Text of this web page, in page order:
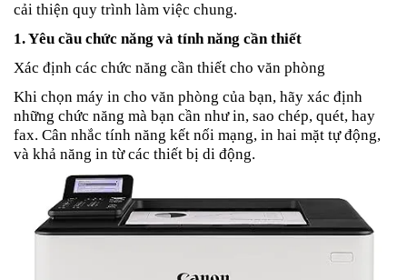
cải thiện quy trình làm việc chung.
1. Yêu cầu chức năng và tính năng cần thiết
Xác định các chức năng cần thiết cho văn phòng
Khi chọn máy in cho văn phòng của bạn, hãy xác định
những chức năng mà bạn cần như in, sao chép, quét, hay
fax. Cân nhắc tính năng kết nối mạng, in hai mặt tự động,
và khả năng in từ các thiết bị di động.